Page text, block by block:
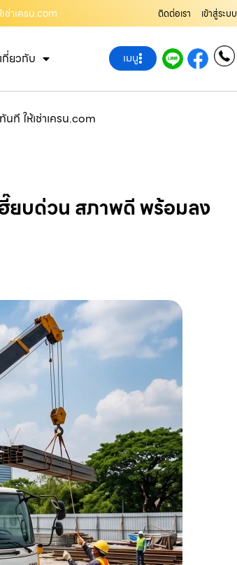
าเครน.com ติดต่อเรา เข้าสู่ระบบ
เกี่ยวกับ เมนู
ที ให้เช่าเครน.com
ยบด่วน สภาพดี พร้อมลง